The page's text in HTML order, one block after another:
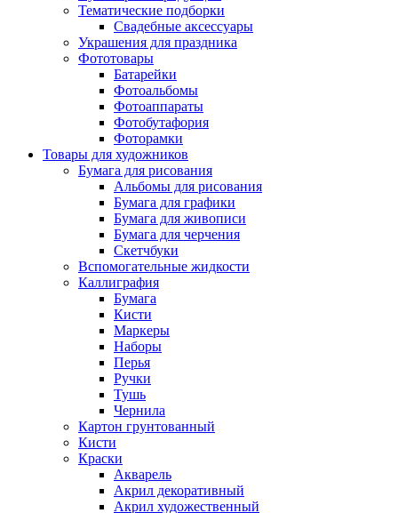
Тематические подборки
Свадебные аксессуары
Украшения для праздника
Фототовары
Батарейки
Фотоальбомы
Фотоаппараты
Фотобутафория
Фоторамки
Товары для художников
Бумага для рисования
Альбомы для рисования
Бумага для графики
Бумага для живописи
Бумага для черчения
Скетчбуки
Вспомогательные жидкости
Каллиграфия
Бумага
Кисти
Маркеры
Наборы
Перья
Ручки
Тушь
Чернила
Картон грунтованный
Кисти
Краски
Акварель
Акрил декоративный
Акрил художественный